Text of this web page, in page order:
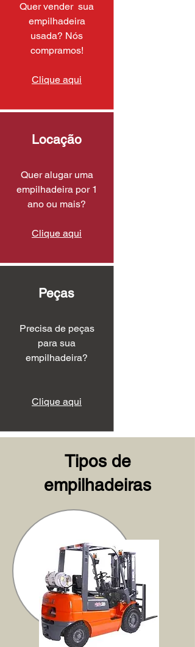
Quer vender sua
empilhadeira
usada? Nós
compramos!
Clique aqui
Locação
Quer alugar uma
empilhadeira por 1
ano ou mais?
Clique aqui
Peças
Precisa de peças
para sua
empilhadeira?
Clique aqui
Tipos de
empilhadeiras